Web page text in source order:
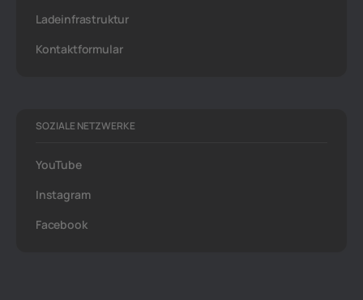
Ladeinfrastruktur
Kontaktformular
SOZIALE NETZWERKE
YouTube
Instagram
Facebook